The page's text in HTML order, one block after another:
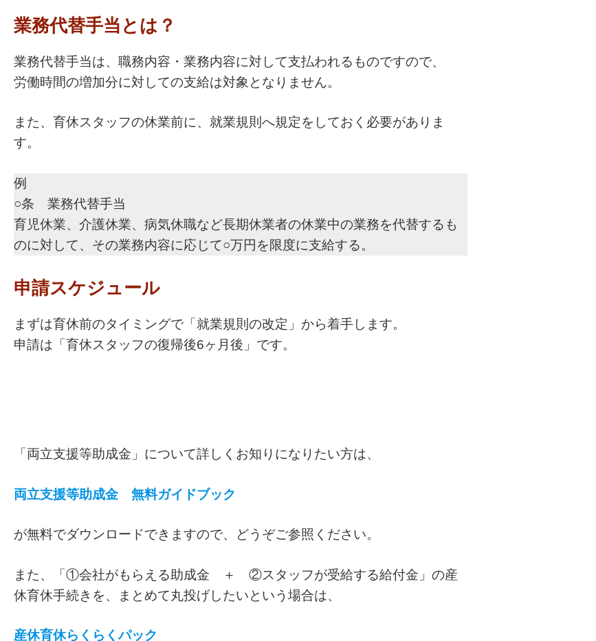
業務代替手当とは？
業務代替手当は、職務内容・業務内容に対して支払われるものですので、
労働時間の増加分に対しての支給は対象となりません。
また、育休スタッフの休業前に、就業規則へ規定をしておく必要がありま
す。
例
○条 業務代替手当
育児休業、介護休業、病気休職など長期休業者の休業中の業務を代替するも
のに対して、その業務内容に応じて○万円を限度に支給する。
申請スケジュール
まずは育休前のタイミングで「就業規則の改定」から着手します。
申請は「育休スタッフの復帰後6ヶ月後」です。
「両立支援等助成金」について詳しくお知りになりたい方は、
両立支援等助成金 無料ガイドブック
が無料でダウンロードできますので、どうぞご参照ください。
また、「①会社がもらえる助成金 ＋ ②スタッフが受給する給付金」の産
休育休手続きを、まとめて丸投げしたいという場合は、
産休育休らくらくパック